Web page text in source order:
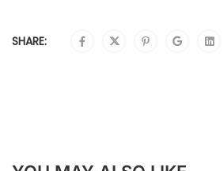
SHARE: